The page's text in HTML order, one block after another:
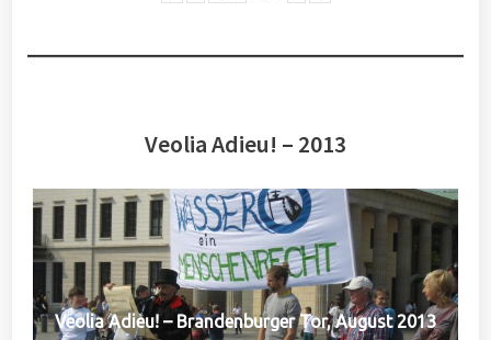
Veolia Adieu! – 2013
Veolia Adieu! – Brandenburger Tor, August 2013